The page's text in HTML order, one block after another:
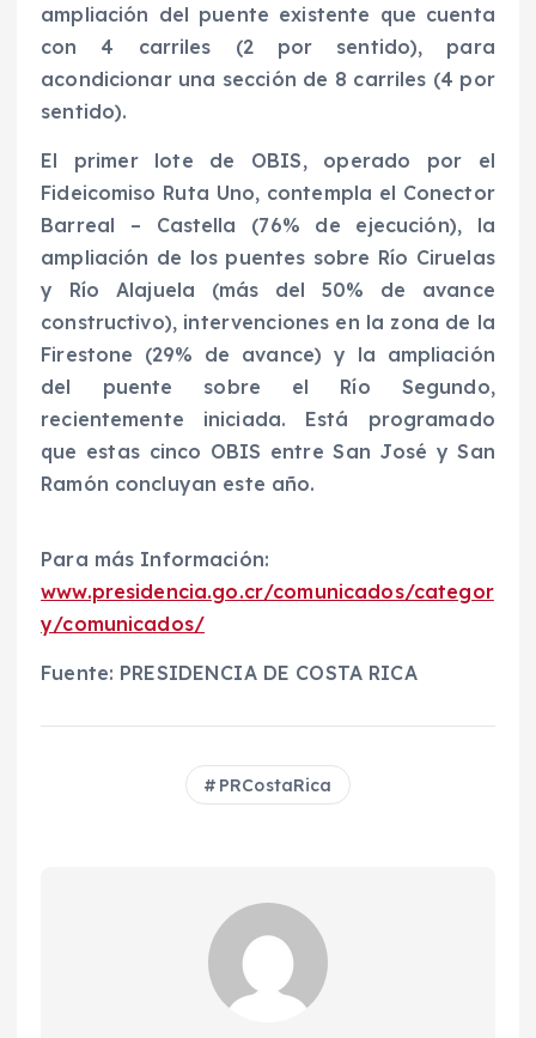
ampliación del puente existente que cuenta
con 4 carriles (2 por sentido), para
acondicionar una sección de 8 carriles (4 por
sentido).
El primer lote de OBIS, operado por el
Fideicomiso Ruta Uno, contempla el Conector
Barreal – Castella (76% de ejecución), la
ampliación de los puentes sobre Río Ciruelas
y Río Alajuela (más del 50% de avance
constructivo), intervenciones en la zona de la
Firestone (29% de avance) y la ampliación
del puente sobre el Río Segundo,
recientemente iniciada. Está programado
que estas cinco OBIS entre San José y San
Ramón concluyan este año.
Para más Información:
www.presidencia.go.cr/comunicados/categor
y/comunicados/
Fuente: PRESIDENCIA DE COSTA RICA
PRCostaRica